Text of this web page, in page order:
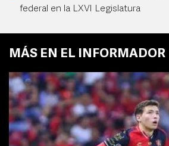
federal en la LXVI Legislatura
MÁS EN EL INFORMADOR